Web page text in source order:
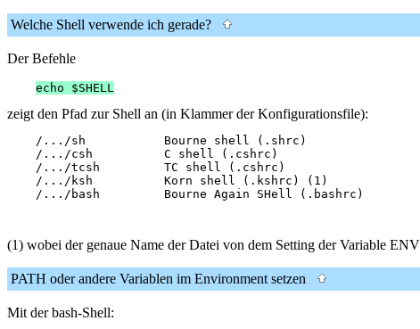
Welche Shell verwende ich gerade?
Der Befehle
echo $SHELL
zeigt den Pfad zur Shell an (in Klammer der Konfigurationsfile):
    /.../sh           Bourne shell (.shrc)
    /.../csh          C shell (.cshrc)
    /.../tcsh         TC shell (.cshrc)
    /.../ksh          Korn shell (.kshrc) (1)
(1) wobei der genaue Name der Datei von dem Setting der Variable
PATH oder andere Variablen im Environment setzen
Mit der bash-Shell: